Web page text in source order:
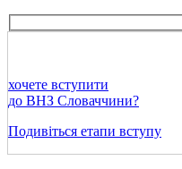
хочете вступити
до ВНЗ Словаччини?
Подивіться етапи вступу